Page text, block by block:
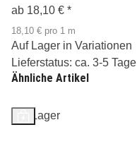
ab 18,10 € *
18,10 € pro 1 m
Auf Lager in Variationen
Lieferstatus: ca. 3-5 Tage
Ähnliche Artikel
Auf Lager